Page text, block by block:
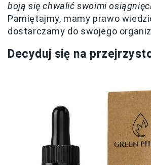
boją się chwalić swoimi
Pamiętajmy, mamy prawo
dostarczamy do swojego
Decyduj się na